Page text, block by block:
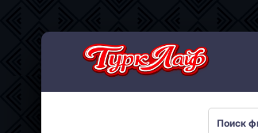
Сериалы 2026